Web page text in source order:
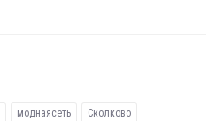
моднаясеть Сколково